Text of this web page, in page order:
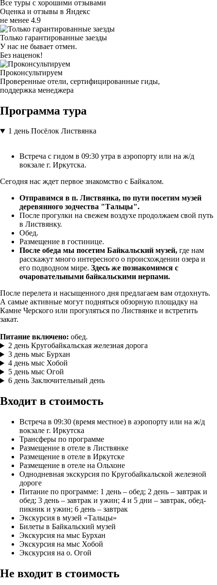
Все туры с хорошими отзывами
Оценка и отзывы в Яндекс
не менее 4.9
Только гарантированные заезды
У нас не бывает отмен.
Без наценок!
Проконсультируем
Проверенные отели, сертифицированные гиды,
поддержка менеджера
Программа тура
1 день Посёлок Листвянка
Встреча с гидом в 09:30 утра в аэропорту или на ж/д
вокзале г. Иркутска.
Сегодня нас ждет первое знакомство с Байкалом.
Отправимся в п. Листвянка, по пути посетим музей
деревянного зодчества "Тальцы".
После прогулки на свежем воздухе продолжаем свой путь
в Листвянку.
Обед.
Размещение в гостинице.
После обеда мы посетим Байкальский музей, где нам
расскажут много интересного о происхождении озера и
его подводном мире. Здесь же познакомимся с
очаровательными байкальскими нерпами.
После перелета и насыщенного дня предлагаем вам отдохнуть.
А самые активные могут подняться обзорную площадку на
Камне Черского или прогуляться по Листвянке и встретить
закат.
Питание включено: обед.
2 день Кругобайкальская железная дорога
3 день мыс Бурхан
4 день мыс Хобой
5 день мыс Огой
6 день Заключительный день
Входит в стоимость
Встреча в 09:30 (время местное) в аэропорту или на ж/д
вокзале г. Иркутска
Трансферы по программе
Размещение в отеле в Листвянке
Размещение в отеле в Иркутске
Размещение в отеле на Ольхоне
Однодневная экскурсия по Кругобайкальской железной
дороге
Питание по программе: 1 день – обед; 2 день – завтрак и
обед; 3 день – завтрак и ужин; 4 и 5 дни – завтрак, обед-
пикник и ужин; 6 день – завтрак
Экскурсия в музей «Тальцы»
Билеты в Байкальский музей
Экскурсия на мыс Бурхан
Экскурсия на мыс Хобой
Экскурсия на о. Огой
Не входит в стоимость